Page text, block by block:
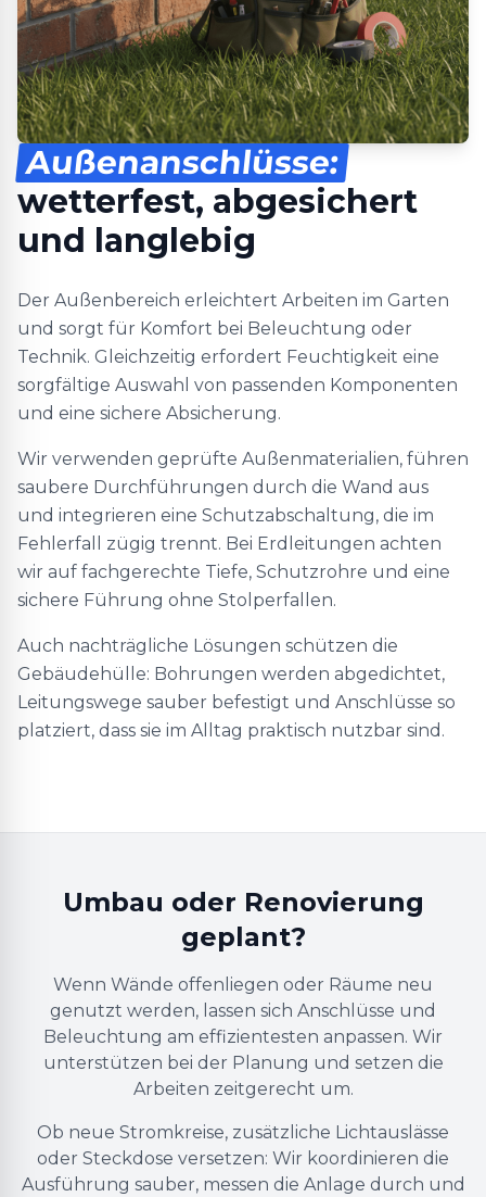
Außenanschlüsse:
wetterfest, abgesichert
und langlebig
Der Außenbereich erleichtert Arbeiten im Garten
und sorgt für Komfort bei Beleuchtung oder
Technik. Gleichzeitig erfordert Feuchtigkeit eine
sorgfältige Auswahl von passenden Komponenten
und eine sichere Absicherung.
Wir verwenden geprüfte Außenmaterialien, führen
saubere Durchführungen durch die Wand aus
und integrieren eine Schutzabschaltung, die im
Fehlerfall zügig trennt. Bei Erdleitungen achten
wir auf fachgerechte Tiefe, Schutzrohre und eine
sichere Führung ohne Stolperfallen.
Auch nachträgliche Lösungen schützen die
Gebäudehülle: Bohrungen werden abgedichtet,
Leitungswege sauber befestigt und Anschlüsse so
platziert, dass sie im Alltag praktisch nutzbar sind.
Umbau oder Renovierung
geplant?
Wenn Wände offenliegen oder Räume neu
genutzt werden, lassen sich Anschlüsse und
Beleuchtung am effizientesten anpassen. Wir
unterstützen bei der Planung und setzen die
Arbeiten zeitgerecht um.
Ob neue Stromkreise, zusätzliche Lichtauslässe
oder Steckdose versetzen: Wir koordinieren die
Ausführung sauber, messen die Anlage durch und